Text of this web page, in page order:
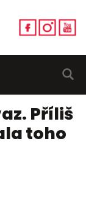
Příliš
toho